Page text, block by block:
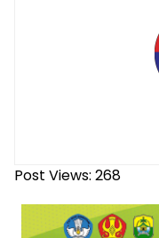
Post Views: 268